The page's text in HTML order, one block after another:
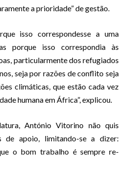
a prioridade” de gestão.
isso correspondesse a uma
porque isso correspon­dia às
particularmente dos refugiados
seja por razões de conflito seja
climáticas, que es­tão cada vez
humana em África”, ex­plicou.
An­tónio Vitorino não quis
de apoio, limitando­-se a dizer:
o bom trabalho é sempre re­